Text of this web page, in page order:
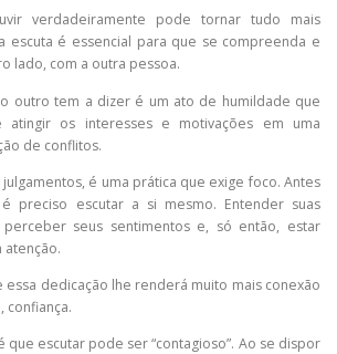
verdadeiramente pode tornar tudo mais
escuta é essencial para que se compreenda e
lado, com a outra pessoa.
outro tem a dizer é um ato de humildade que
atingir os interesses e motivações em uma
de conflitos.
é uma prática que exige foco. Antes
preciso escutar a si mesmo. Entender suas
seus sentimentos e, só então, estar
atenção.
essa dedicação lhe renderá muito mais conexão
confiança.
escutar pode ser “contagioso”. Ao se dispor